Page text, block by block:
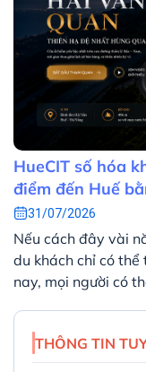
HueCIT số hóa
điểm đến Huế
31/07/2026
Nếu cách đây vài
du khách chỉ có
nay, mọi người có
360 độ, khám phá
tin lịch sử được
THÔNG TIN